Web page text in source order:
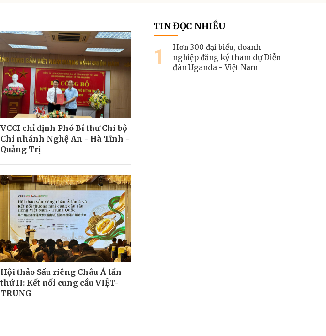
VCCI chỉ định Phó Bí thư Chi bộ
Chi nhánh Nghệ An - Hà Tĩnh -
Quảng Trị
Hội thảo Sầu riêng Châu Á lần
thứ II: Kết nối cung cầu VIỆT-
TRUNG
TIN ĐỌC NHIỀU
1
Hơn 300 đại biểu, doanh
nghiệp đăng ký tham dự Diễn
đàn Uganda - Việt Nam